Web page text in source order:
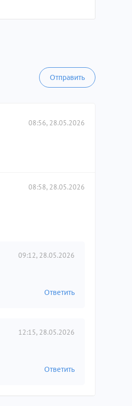
Отправить
08:56, 28.05.2026
08:58, 28.05.2026
09:12, 28.05.2026
Ответить
12:15, 28.05.2026
Ответить